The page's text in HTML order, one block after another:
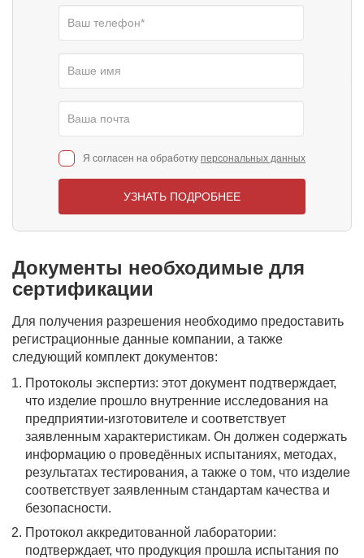
Я согласен на обработку персональных данных
УЗНАТЬ ПОДРОБНЕЕ
Документы необходимые для
сертификации
Для получения разрешения необходимо предоставить
регистрационные данные компании, а также
следующий комплект документов:
Протоколы экспертиз: этот документ подтверждает,
что изделие прошло внутренние исследования на
предприятии-изготовителе и соответствует
заявленным характеристикам. Он должен содержать
информацию о проведённых испытаниях, методах,
результатах тестирования, а также о том, что изделие
соответствует заявленным стандартам качества и
безопасности.
Протокол аккредитованной лаборатории:
подтверждает, что продукция прошла испытания по